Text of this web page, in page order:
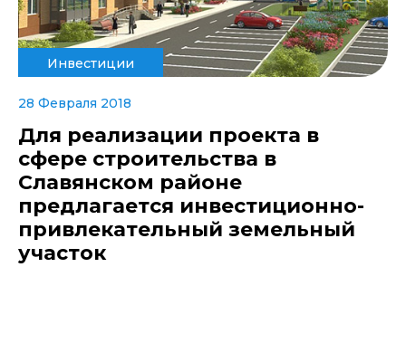
Инвестиции
28 Февраля 2018
Для реализации проекта в
сфере строительства в
Славянском районе
предлагается инвестиционно-
привлекательный земельный
участок